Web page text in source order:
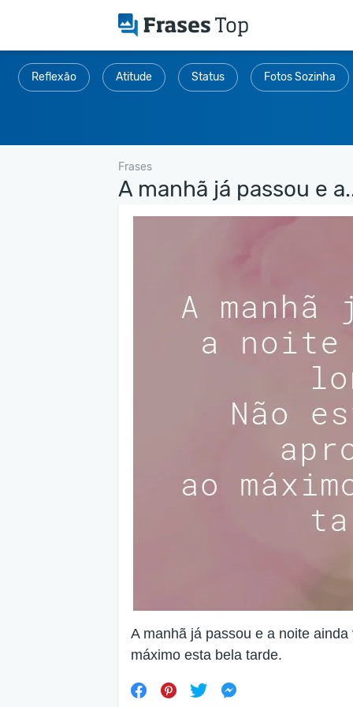
Reflexão Atitude Status Fotos Sozinha
Frases
A manhã já passou e
A manhã já passou e a noite
máximo esta bela tarde.